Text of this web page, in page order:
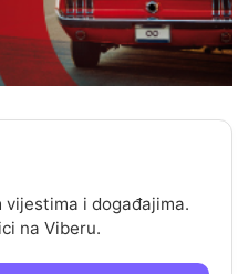
i događajima.
na Viberu.